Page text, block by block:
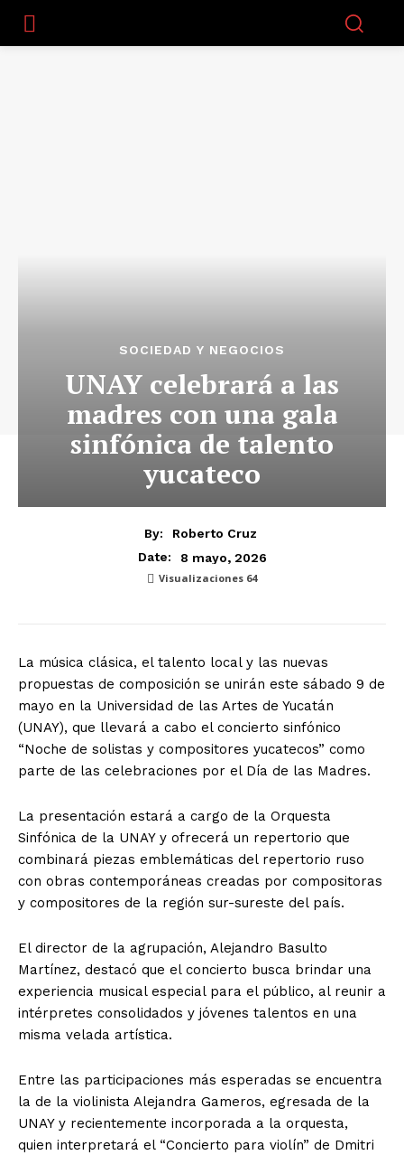
SOCIEDAD Y NEGOCIOS
UNAY celebrará a las
madres con una gala
sinfónica de talento
yucateco
By:
Roberto Cruz
Date:
8 mayo, 2026
Visualizaciones 64
La música clásica, el talento local y las nuevas
propuestas de composición se unirán este sábado 9 de
mayo en la Universidad de las Artes de Yucatán
(UNAY), que llevará a cabo el concierto sinfónico
“Noche de solistas y compositores yucatecos” como
parte de las celebraciones por el Día de las Madres.
La presentación estará a cargo de la Orquesta
Sinfónica de la UNAY y ofrecerá un repertorio que
combinará piezas emblemáticas del repertorio ruso
con obras contemporáneas creadas por compositoras
y compositores de la región sur-sureste del país.
El director de la agrupación, Alejandro Basulto
Martínez, destacó que el concierto busca brindar una
experiencia musical especial para el público, al reunir a
intérpretes consolidados y jóvenes talentos en una
misma velada artística.
Entre las participaciones más esperadas se encuentra
la de la violinista Alejandra Gameros, egresada de la
UNAY y recientemente incorporada a la orquesta,
quien interpretará el “Concierto para violín” de Dmitri